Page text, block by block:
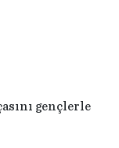
gençlerle